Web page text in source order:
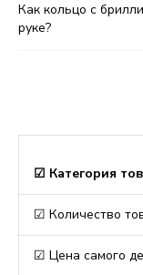
Как кольцо с
руке?
☑ Категория
☑ Количество
☑ Цена самого